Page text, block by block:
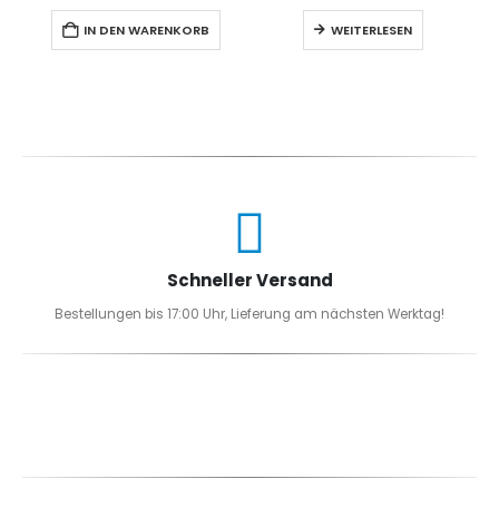
IN DEN WARENKORB WEITERLESEN
Schneller Versand
Bestellungen bis 17:00 Uhr, Lieferung am nächsten Werktag!